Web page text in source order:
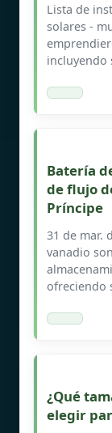
Lista de
solares -
incluyendo
Batería
de flujo
Príncipe
31 de mar.
vanadio
ofreciendo
¿Qué
elegir